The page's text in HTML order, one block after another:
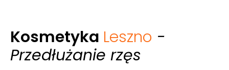
Kosmetyka Leszno -
Przedłużanie rzęs